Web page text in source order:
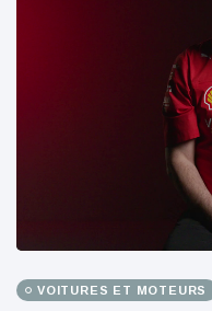
VOITURES ET MOTEURS